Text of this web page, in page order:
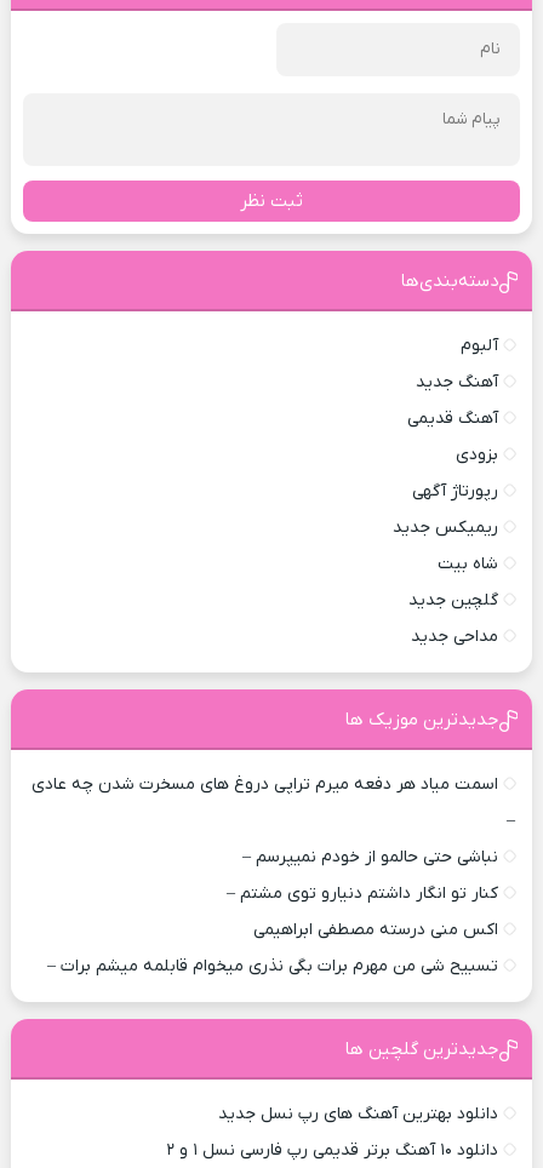
ثبت نظر
دسته‌بندی‌ها
آلبوم
آهنگ جدید
آهنگ قدیمی
بزودی
رپورتاژ آگهی
ریمیکس جدید
شاه بیت
گلچین جدید
مداحی جدید
جدیدترین موزیک ها
اسمت میاد هر دفعه میرم تراپی دروغ‌ های مسخرت شدن چه عادی
–
نباشی حتی حالمو از خودم نمیپرسم –
کنار تو انگار داشتم دنیارو توی مشتم –
اکس منی درسته مصطفی ابراهیمی
تسبیح شی من مهرم برات بگی نذری میخوام قابلمه میشم برات –
جدیدترین گلچین ها
دانلود بهترین آهنگ های رپ نسل جدید
دانلود ۱۰ آهنگ برتر قدیمی رپ فارسی نسل ۱ و ۲